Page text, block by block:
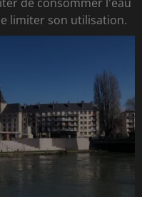
limiter son utilisation.